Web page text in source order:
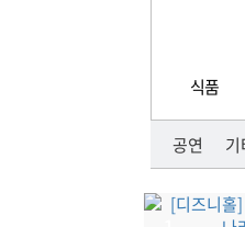
식품
공연